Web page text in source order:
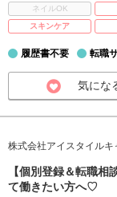
ネイルOK
スキンケア
履歴書不要 転職
気にな
株式会社アイスタイルキ
【個別登録＆転職
て働きたい方へ♡